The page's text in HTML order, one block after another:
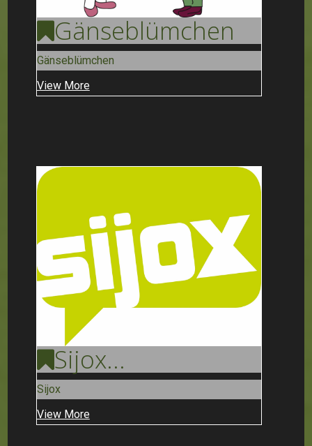
GänseBlümchen
Gänseblümchen
View More
Sijox...
Sijox
View More